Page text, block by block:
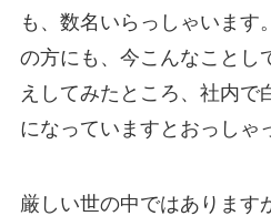
も、数名いらっしゃいます
の方にも、今こんなことし
えしてみたところ、社内で
になっていますとおっしゃ
厳しい世の中ではあります